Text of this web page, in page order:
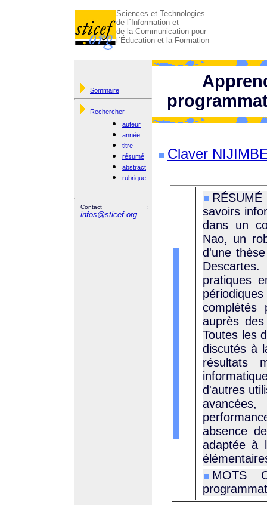
Sciences et Technologies
de l´Information et
de la Communication pour
l´Éducation et la Formation
Sommaire
Rechercher
auteur
année
titre
résumé
abstract
rubrique
Contact :
infos@sticef.org
Claver
savoirs
dans un
Nao, un
d'une
pratiques
complétés
auprès
Toutes les
discutés à
résultats
d'autres
absence
adaptée à
MOTS